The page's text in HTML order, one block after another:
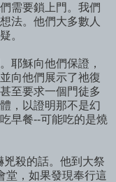
需要鎖上門。我們
法。他們大多數人
。
耶穌向他們保證，
向他們展示了祂復
至要求一個門徒多
，以證明那不是幻
早餐--可能吃的是燒
殺的話。他到大祭
堂，如果發現奉行這